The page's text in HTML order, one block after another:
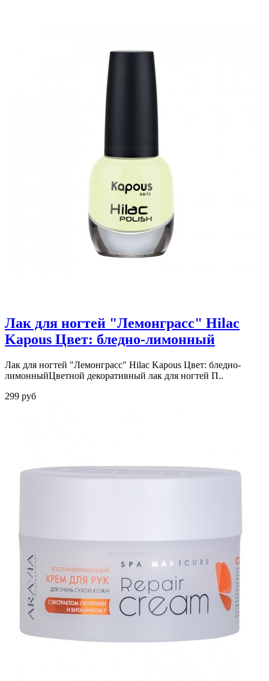
Лак для ногтей "Лемонграсс" Hilac
Kapous Цвет: бледно-лимонный
Лак для ногтей "Лемонграсс" Hilac Kapous Цвет: бледно-
лимонныйЦветной декоративный лак для ногтей П..
299 руб